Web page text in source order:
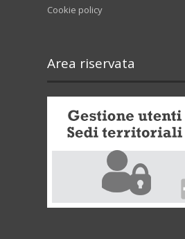
Cookie policy
Area riservata